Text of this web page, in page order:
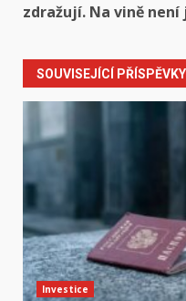
zdražují. Na vině
SOUVISEJÍCÍ PŘÍSPĚVKY
Investice